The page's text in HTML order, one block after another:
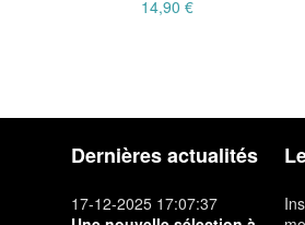
14,90 €
Dernières actualités
17-12-2025 17:07:37